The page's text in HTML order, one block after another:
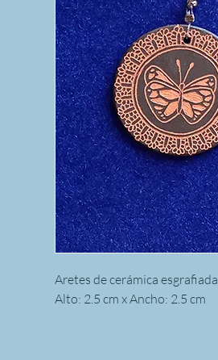
Aretes de cerámica esgrafiada
Alto: 2.5 cm x Ancho: 2.5 cm